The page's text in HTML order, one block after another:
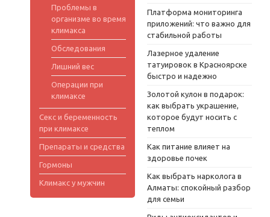
Проблемы в
организме во время
климакса
Обследования
Лишний вес
Операции при
климаксе
Секс и беременность
при климаксе
Препараты и средства
Гормоны
Климакс у мужчин
Платформа мониторинга
приложений: что важно для
стабильной работы
Лазерное удаление
татуировок в Красноярске
быстро и надежно
Золотой кулон в подарок:
как выбрать украшение,
которое будут носить с
теплом
Как питание влияет на
здоровье почек
Как выбрать нарколога в
Алматы: спокойный разбор
для семьи